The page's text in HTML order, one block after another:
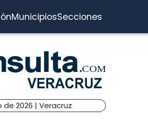
MunicipiosSecciones
2026 | Veracruz